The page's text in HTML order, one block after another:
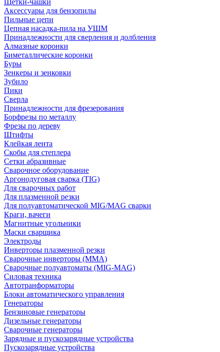
Щетки-чашки
Аксессуары для бензопилы
Пильные цепи
Цепная насадка-пила на УШМ
Принадлежности для сверления и долбления
Алмазные коронки
Биметаллические коронки
Буры
Зенкеры и зенковки
Зубило
Пики
Сверла
Принадлежности для фрезерования
Борфрезы по металлу
Фрезы по дереву
Штифты
Клейкая лента
Скобы для степлера
Сетки абразивные
Сварочное оборудование
Аргонодуговая сварка (TIG)
Для сварочных работ
Для плазменной резки
Для полуавтоматической MIG/MAG сварки
Краги, вачеги
Магнитные угольники
Маски сварщика
Электроды
Инверторы плазменной резки
Сварочные инверторы (MMA)
Сварочные полуавтоматы (MIG-MAG)
Силовая техника
Автотранформаторы
Блоки автоматического управления
Генераторы
Бензиновые генераторы
Дизельные генераторы
Сварочные генераторы
Зарядные и пускозарядные устройства
Пускозарядные устройства